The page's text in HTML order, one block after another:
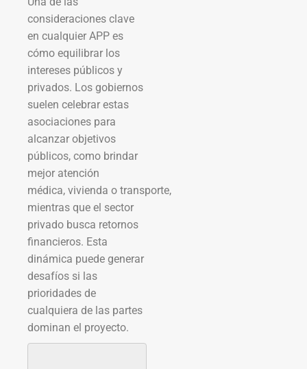
consideraciones clave
en cualquier APP es
cómo equilibrar los
intereses públicos y
privados. Los gobiernos
suelen celebrar estas
asociaciones para
alcanzar objetivos
públicos, como brindar
mejor atención
médica, vivienda o transporte,
mientras que el sector
privado busca retornos
financieros. Esta
dinámica puede generar
desafíos si las
prioridades de
cualquiera de las partes
dominan el proyecto.